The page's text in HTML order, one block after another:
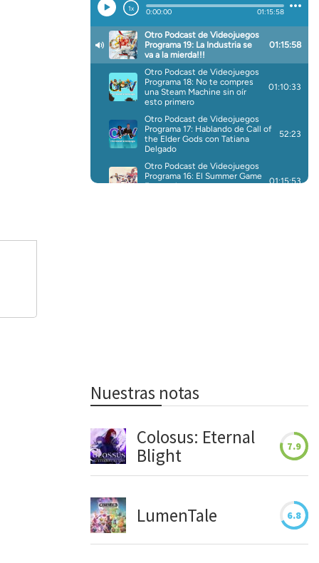
Nuestras notas
Colosus: Eternal
Blight
7.9
LumenTale 6.8